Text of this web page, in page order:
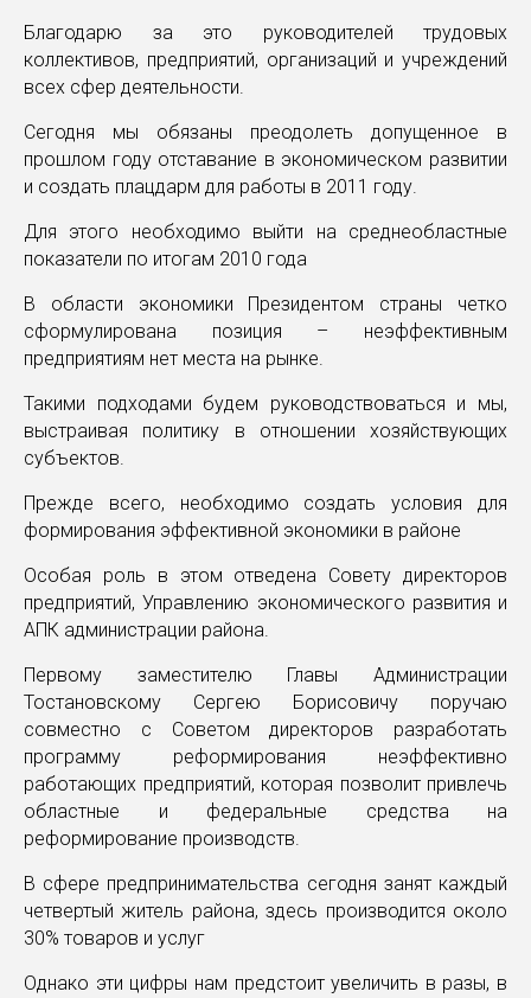
Благодарю за это руководителей трудовых
коллективов, предприятий, организаций и учреждений
всех сфер деятельности.
Сегодня мы обязаны преодолеть допущенное в
прошлом году отставание в экономическом развитии
и создать плацдарм для работы в 2011 году.
Для этого необходимо выйти на среднеобластные
показатели по итогам 2010 года
В области экономики Президентом страны четко
сформулирована позиция – неэффективным
предприятиям нет места на рынке.
Такими подходами будем руководствоваться и мы,
выстраивая политику в отношении хозяйствующих
субъектов.
Прежде всего, необходимо создать условия для
формирования эффективной экономики в районе
Особая роль в этом отведена Совету директоров
предприятий, Управлению экономического развития и
АПК администрации района.
Первому заместителю Главы Администрации
Тостановскому Сергею Борисовичу поручаю
совместно с Советом директоров разработать
программу реформирования неэффективно
работающих предприятий, которая позволит привлечь
областные и федеральные средства на
реформирование производств.
В сфере предпринимательства сегодня занят каждый
четвертый житель района, здесь производится около
30% товаров и услуг
Однако эти цифры нам предстоит увеличить в разы, в